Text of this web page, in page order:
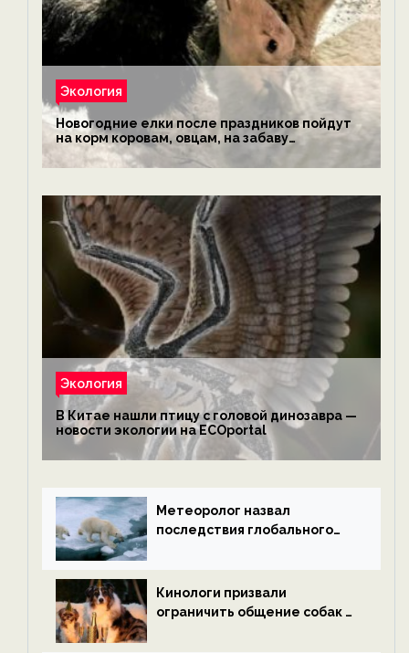
Экология
Новогодние елки после праздников пойдут
на корм коровам, овцам, на забаву
обезьянам, львам и леопардам — новости
экологии на ECOportal
Экология
В Китае нашли птицу с головой динозавра —
новости экологии на ECOportal
Метеоролог назвал
последствия глобального
ECOportal
Кинологи призвали
ограничить общение собак с